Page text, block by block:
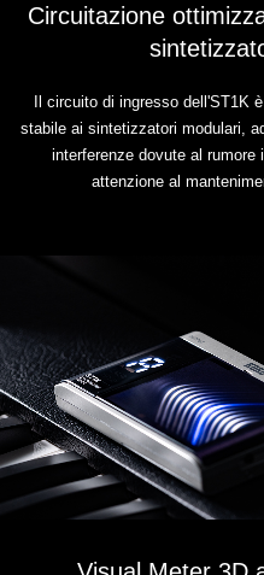
Circuitazione
Il circuito di ingresso dell'ST1K
stabile ai sintetizzatori modulari,
interferenze dovute al
attenzione al